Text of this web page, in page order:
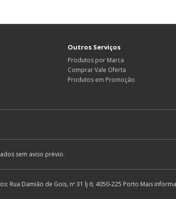
Outros Serviços
Produtos por Marca
Comprar Vale Oferta
Produtos em Promoção
sem aviso prévio.
Rua Damião de Gois, nº 31 lj 6; 4050-225 Porto Mais